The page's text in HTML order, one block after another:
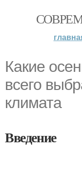
Какие
всего
климата
Введение